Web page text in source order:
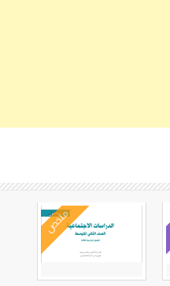
ملخص